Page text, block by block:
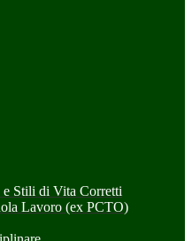
e Stili di Vita Corretti
Lavoro (ex PCTO)